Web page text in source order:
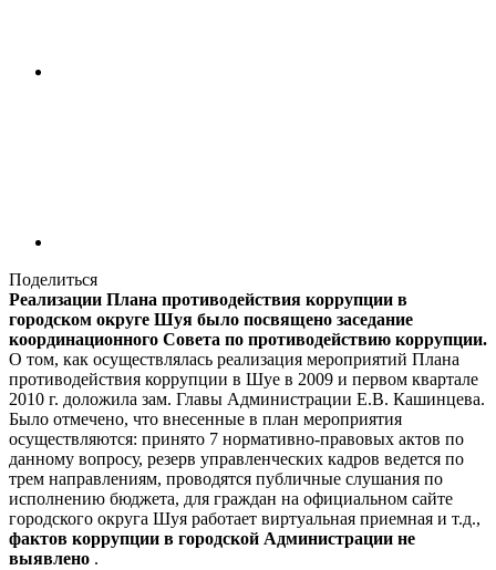
Поделиться
Реализации Плана противодействия коррупции в
городском округе Шуя было посвящено заседание
координационного Совета по противодействию коррупции.
О том, как осуществлялась реализация мероприятий Плана
противодействия коррупции в Шуе в 2009 и первом квартале
2010 г. доложила зам. Главы Администрации Е.В. Кашинцева.
Было отмечено, что внесенные в план мероприятия
осуществляются: принято 7 нормативно-правовых актов по
данному вопросу, резерв управленческих кадров ведется по
трем направлениям, проводятся публичные слушания по
исполнению бюджета, для граждан на официальном сайте
городского округа Шуя работает виртуальная приемная и т.д.,
фактов коррупции в городской Администрации не
выявлено .